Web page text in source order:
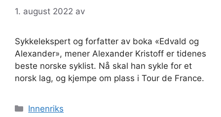
1. august 2022 av
Sykkelekspert og forfatter av boka «Edvald og
Alexander», mener Alexander Kristoff er tidenes
beste norske syklist. Nå skal han sykle for et
norsk lag, og kjempe om plass i Tour de France.
Kategorier
Innenriks